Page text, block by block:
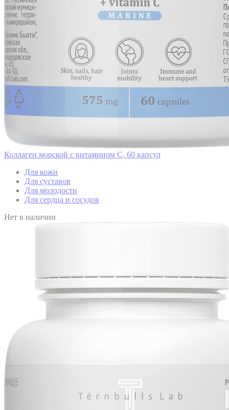
Коллаген морской с витамином C, 60 капсул
Для кожи
Для суставов
Для молодости
Для сердца и сосудов
Нет в наличии